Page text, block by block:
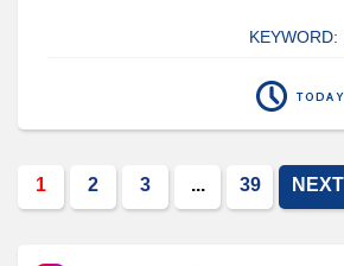
KEYWORD:
1 2 3 ... 39 NEXT